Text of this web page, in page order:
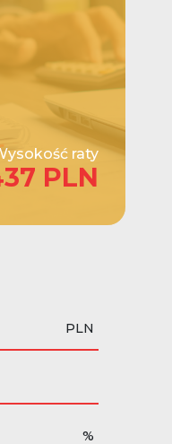
raty
PLN
PLN
%